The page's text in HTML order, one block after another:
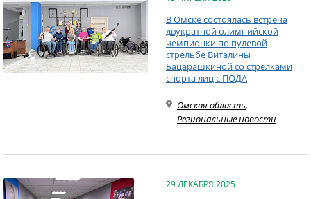
В Омске состоялась встреча
двукратной олимпийской
чемпионки по пулевой
стрельбе Виталины
Бацарашкиной со стрелками
спорта лиц с ПОДА
Омская область,
Региональные новости
29 ДЕКАБРЯ 2025